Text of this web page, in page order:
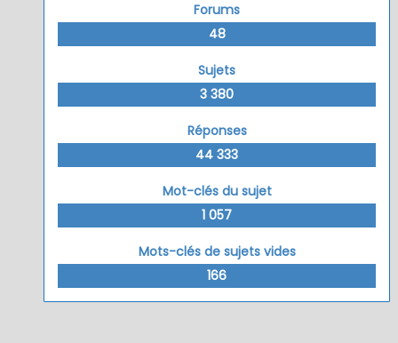
Forums
48
Sujets
3 380
Réponses
44 333
Mot-clés du sujet
1 057
Mots-clés de sujets vides
166